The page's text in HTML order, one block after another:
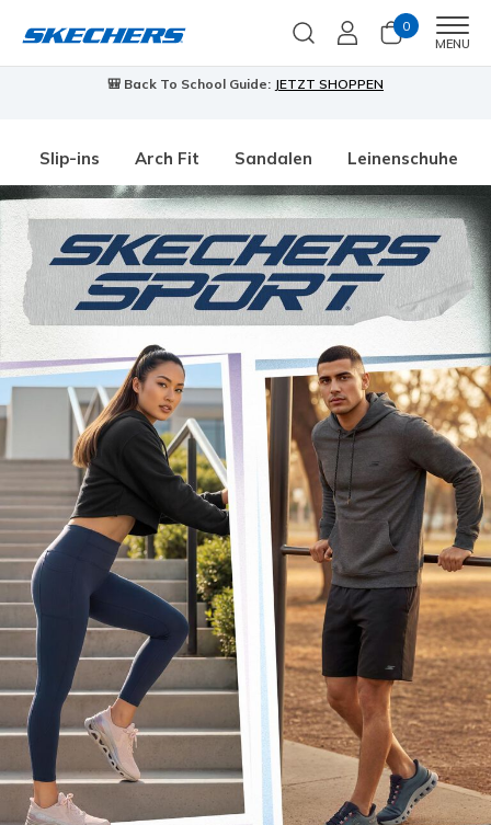
0
MENU
🎒 Back To School Guide: JETZT SHOPPEN
Slip-ins Arch Fit Sandalen Leinenschuhe